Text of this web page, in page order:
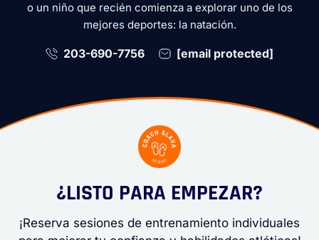
o un niño que recién comienza a explorar uno de los
mejores deportes: la natación.
203-690-7756 [email protected]
¿LISTO PARA EMPEZAR?
¡Reserva sesiones de entrenamiento individuales